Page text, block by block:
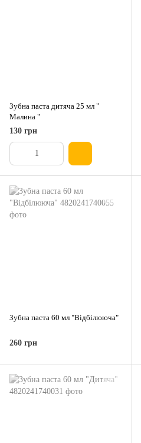
Зубна паста дитяча 25 мл "
Малина "
130 грн
Зубна паста 60 мл "Відбілююча"
260 грн